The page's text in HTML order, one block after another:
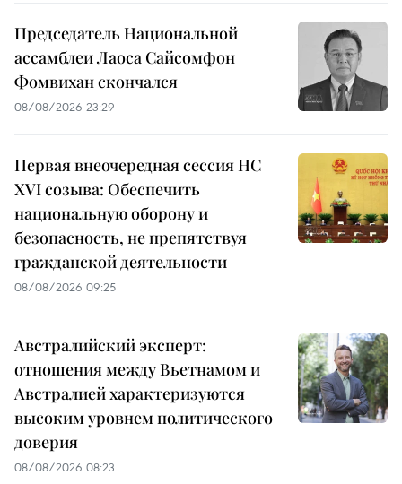
Председатель Национальной
ассамблеи Лаоса Сайсомфон
Фомвихан скончался
08/08/2026 23:29
Первая внеочередная сессия НС
XVI созыва: Обеспечить
национальную оборону и
безопасность, не препятствуя
гражданской деятельности
08/08/2026 09:25
Австралийский эксперт:
отношения между Вьетнамом и
Австралией характеризуются
высоким уровнем политического
доверия
08/08/2026 08:23